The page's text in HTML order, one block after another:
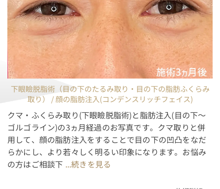
下眼瞼脱脂術（目の下のたるみ取り・目の下の脂肪ふくらみ
取り） / 顔の脂肪注入(コンデンスリッチフェイス)
クマ・ふくらみ取り(下眼瞼脱脂術)と脂肪注入(目の下～
ゴルゴライン)の3ヵ月経過のお写真です。クマ取りと併
用して、顔の脂肪注入をすることで目の下の凹凸をなだ
らかにし、より若々しく明るい印象になります。お悩み
の方はご相談下 ...続きを見る